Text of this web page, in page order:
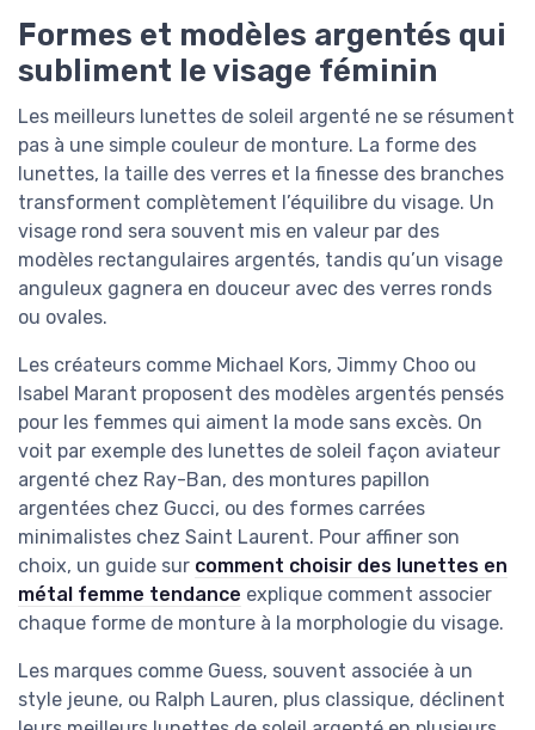
Formes et modèles argentés qui
subliment le visage féminin
Les meilleurs lunettes de soleil argenté ne se résument
pas à une simple couleur de monture. La forme des
lunettes, la taille des verres et la finesse des branches
transforment complètement l’équilibre du visage. Un
visage rond sera souvent mis en valeur par des
modèles rectangulaires argentés, tandis qu’un visage
anguleux gagnera en douceur avec des verres ronds
ou ovales.
Les créateurs comme Michael Kors, Jimmy Choo ou
Isabel Marant proposent des modèles argentés pensés
pour les femmes qui aiment la mode sans excès. On
voit par exemple des lunettes de soleil façon aviateur
argenté chez Ray-Ban, des montures papillon
argentées chez Gucci, ou des formes carrées
minimalistes chez Saint Laurent. Pour affiner son
choix, un guide sur comment choisir des lunettes en
métal femme tendance explique comment associer
chaque forme de monture à la morphologie du visage.
Les marques comme Guess, souvent associée à un
style jeune, ou Ralph Lauren, plus classique, déclinent